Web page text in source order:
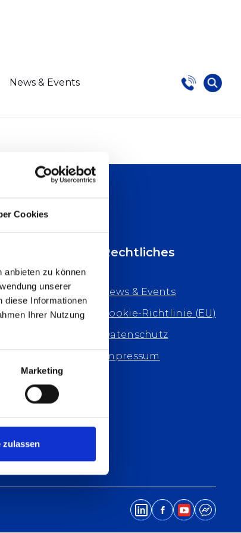
Cookies
anbieten zu können
unserer
diese Informationen
Ihrer Nutzung
Marketing
zulassen
News & Events
Rechtliches
News & Events
Cookie-Richtlinie (EU)
Datenschutz
Impressum